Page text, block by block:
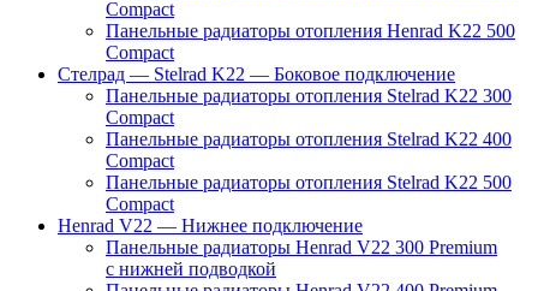
Compact
Панельные радиаторы отопления Henrad K22 500
Compact
Стелрад — Stelrad K22 — Боковое подключение
Панельные радиаторы отопления Stelrad K22 300
Compact
Панельные радиаторы отопления Stelrad K22 400
Compact
Панельные радиаторы отопления Stelrad K22 500
Compact
Henrad V22 — Нижнее подключение
Панельные радиаторы Henrad V22 300 Premium
с нижней подводкой